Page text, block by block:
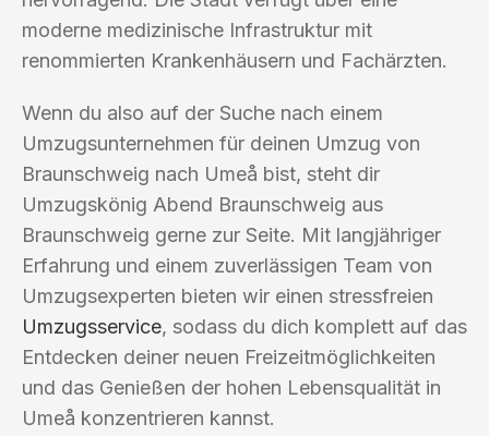
moderne medizinische Infrastruktur mit
renommierten Krankenhäusern und Fachärzten.
Wenn du also auf der Suche nach einem
Umzugsunternehmen für deinen Umzug von
Braunschweig nach Umeå bist, steht dir
Umzugskönig Abend Braunschweig aus
Braunschweig gerne zur Seite. Mit langjähriger
Erfahrung und einem zuverlässigen Team von
Umzugsexperten bieten wir einen stressfreien
Umzugsservice, sodass du dich komplett auf das
Entdecken deiner neuen Freizeitmöglichkeiten
und das Genießen der hohen Lebensqualität in
Umeå konzentrieren kannst.